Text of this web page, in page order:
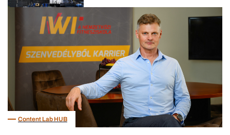
Content Lab HUB